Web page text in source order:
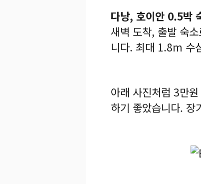
다낭, 호이안 0.5박
새벽 도착, 출발 숙
니다. 최대 1.8m 수
아래 사진처럼 3만
하기 좋았습니다. 장